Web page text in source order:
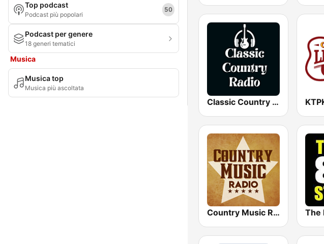
Top podcast
Podcast più popolari
50
Podcast per genere
18 generi tematici
Musica
Musica top
Musica più ascoltata
Classic Country Radio
Country Music Radio - Classic Country